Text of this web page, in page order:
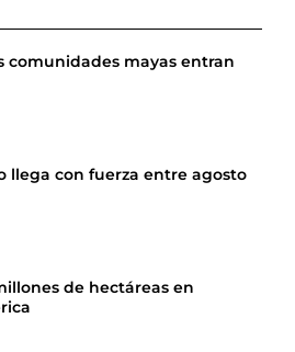
comunidades mayas entran
llega con fuerza entre agosto
de hectáreas en